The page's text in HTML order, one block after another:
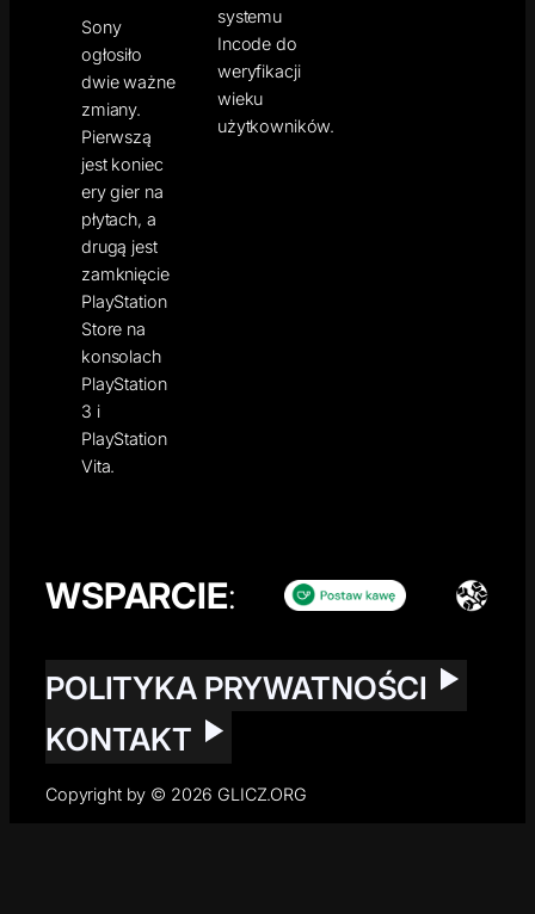
Sony
ogłosiło
dwie ważne
zmiany.
Pierwszą
jest koniec
ery gier na
płytach, a
drugą jest
zamknięcie
PlayStation
Store na
konsolach
PlayStation
3 i
PlayStation
Vita.
systemu
Incode do
weryfikacji
wieku
użytkowników.
WSPARCIE:
POLITYKA PRYWATNOŚCI
KONTAKT
Copyright by © 2026 GLICZ.ORG